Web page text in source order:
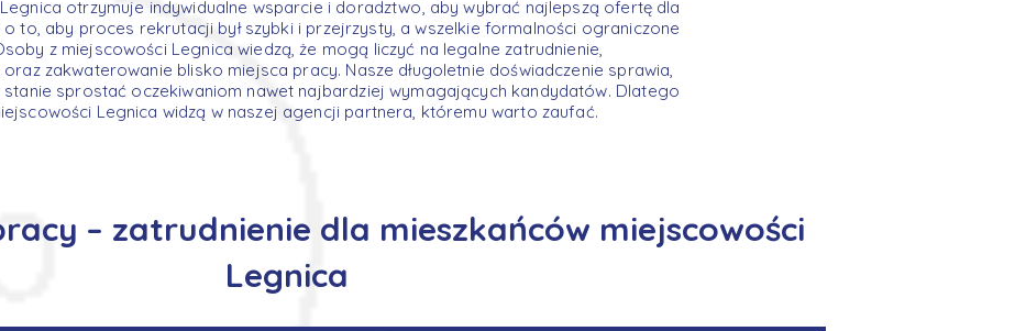
otrzymuje indywidualne wsparcie i doradztwo, aby wybrać najlepszą ofertę dla
o to, aby proces rekrutacji był szybki i przejrzysty, a wszelkie formalności ograniczone
z miejscowości Legnica wiedzą, że mogą liczyć na legalne zatrudnienie,
oraz zakwaterowanie blisko miejsca pracy. Nasze długoletnie doświadczenie sprawia,
stanie sprostać oczekiwaniom nawet najbardziej wymagających kandydatów. Dlatego
Legnica widzą w naszej agencji partnera, któremu warto zaufać.
– zatrudnienie dla mieszkańców miejscowości
Legnica